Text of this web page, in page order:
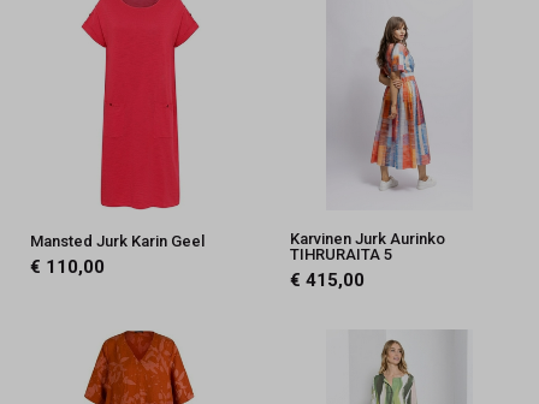
Mansted Jurk Karin Geel
€ 110,00
Karvinen Jurk Aurinko
TIHRURAITA 5
€ 415,00